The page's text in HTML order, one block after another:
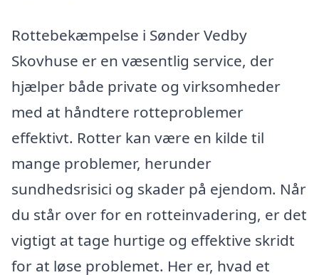
Rottebekæmpelse i Sønder Vedby
Skovhuse er en væsentlig service, der
hjælper både private og virksomheder
med at håndtere rotteproblemer
effektivt. Rotter kan være en kilde til
mange problemer, herunder
sundhedsrisici og skader på ejendom. Når
du står over for en rotteinvadering, er det
vigtigt at tage hurtige og effektive skridt
for at løse problemet. Her er, hvad et